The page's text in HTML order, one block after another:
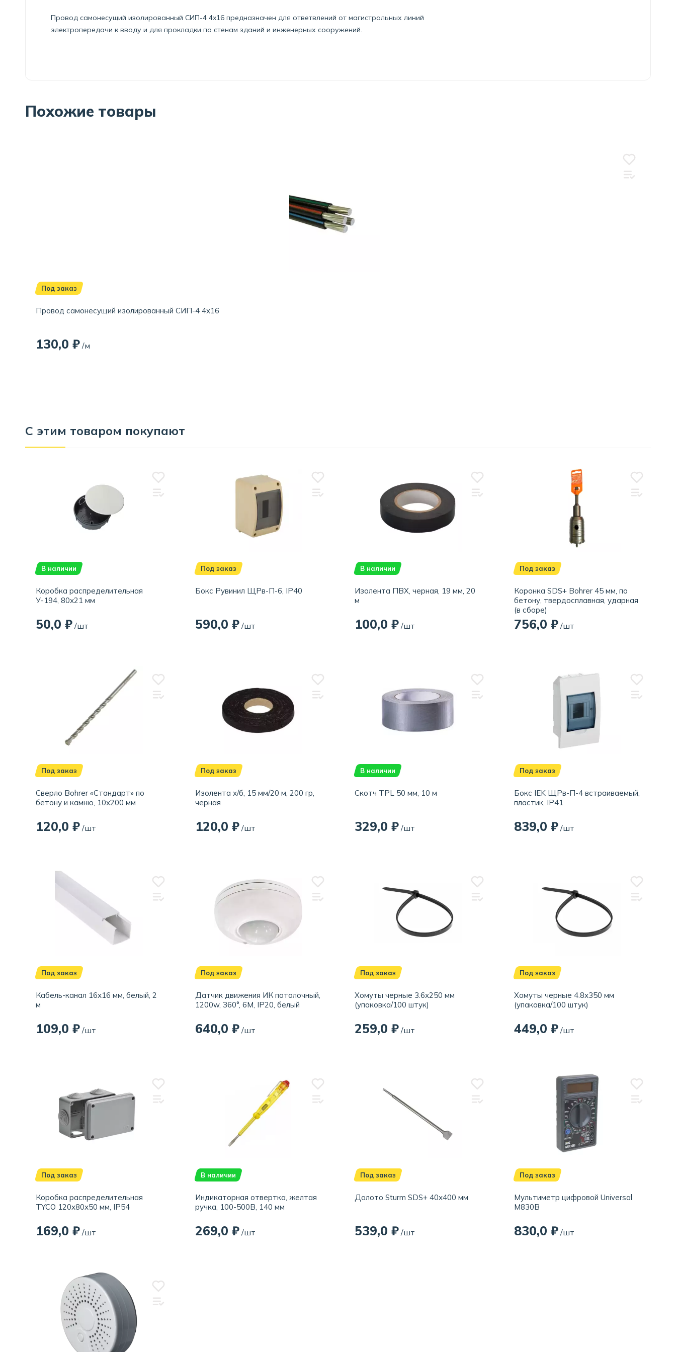
Провод самонесущий изолированный СИП-4 4x16 предназначен для ответвлений от магистральных линий
электропередачи к вводу и для прокладки по стенам зданий и инженерных сооружений.
Похожие товары
Под заказ
Провод самонесущий изолированный СИП-4 4x16
130,0 ₽ /м
С этим товаром покупают
В наличии
Коробка распределительная
У-194, 80х21 мм
50,0 ₽ /шт
Под заказ
Бокс Рувинил ЩРв-П-6, IP40
590,0 ₽ /шт
В наличии
Изолента ПВХ, черная, 19 мм, 20
м
100,0 ₽ /шт
Под заказ
Коронка SDS+ Bohrer 45 мм, по
бетону, твердосплавная, ударная
(в сборе)
756,0 ₽ /шт
Под заказ
Сверло Bohrer «Стандарт» по
бетону и камню, 10х200 мм
120,0 ₽ /шт
Под заказ
Изолента х/б, 15 мм/20 м, 200 гр,
черная
120,0 ₽ /шт
В наличии
Скотч TPL 50 мм, 10 м
329,0 ₽ /шт
Под заказ
Бокс IEK ЩРв-П-4 встраиваемый,
пластик, IP41
839,0 ₽ /шт
Под заказ
Кабель-канал 16х16 мм, белый, 2
м
109,0 ₽ /шт
Под заказ
Датчик движения ИК потолочный,
1200w, 360°, 6M, IP20, белый
640,0 ₽ /шт
Под заказ
Хомуты черные 3.6х250 мм
(упаковка/100 штук)
259,0 ₽ /шт
Под заказ
Хомуты черные 4.8х350 мм
(упаковка/100 штук)
449,0 ₽ /шт
Под заказ
Коробка распределительная
TYCO 120х80х50 мм, IP54
169,0 ₽ /шт
В наличии
Индикаторная отвертка, желтая
ручка, 100-500В, 140 мм
269,0 ₽ /шт
Под заказ
Долото Sturm SDS+ 40х400 мм
539,0 ₽ /шт
Под заказ
Мультиметр цифровой Universal
M830B
830,0 ₽ /шт